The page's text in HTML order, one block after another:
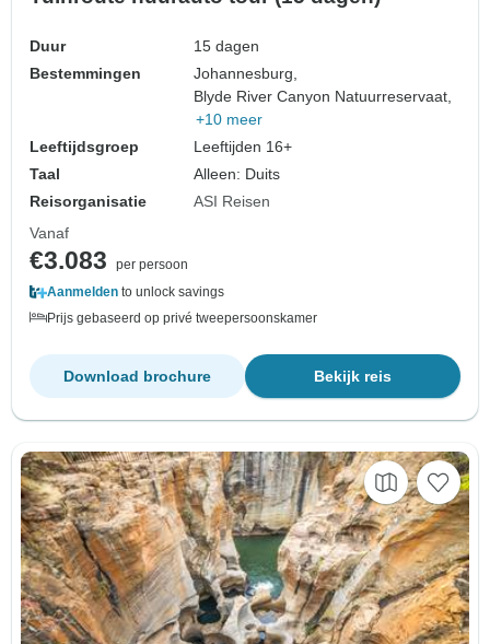
Duur
15 dagen
Bestemmingen
Johannesburg,
Blyde River Canyon Natuurreservaat,
+10 meer
Leeftijdsgroep
Leeftijden 16+
Taal
Alleen: Duits
Reisorganisatie
ASI Reisen
Vanaf
€3.083
per persoon
Aanmelden to unlock savings
Prijs gebaseerd op privé tweepersoonskamer
Bekijk reis
Download brochure